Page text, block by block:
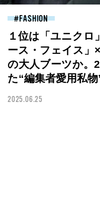
FASHION
１位は「ユニクロ
ース・フェイス」
の大人ブーツか。
た“編集者愛用私
2025.06.25